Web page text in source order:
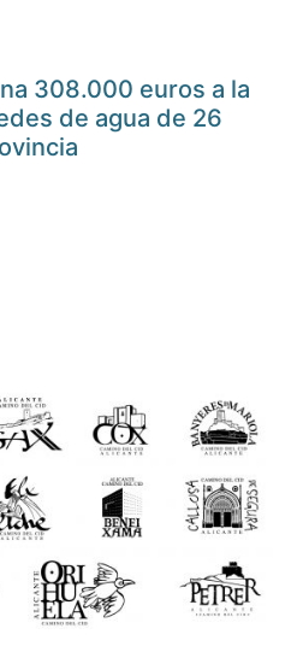
308.000 euros a la
de agua de 26